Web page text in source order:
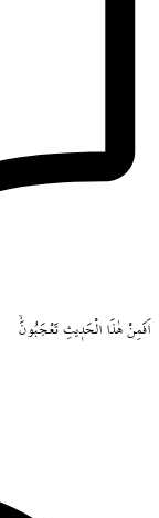
اَفَمِنْ هٰذَا الْحَد۪يثِ تَعْجَبُونَۙ